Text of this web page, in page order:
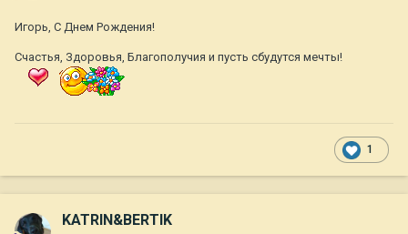
Игорь, С Днем Рождения!
Счастья, Здоровья, Благополучия и пусть сбудутся мечты!
1
KATRIN&BERTIK